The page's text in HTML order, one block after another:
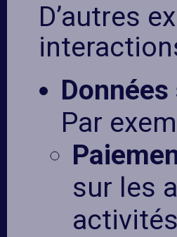
D’autres
Par
sur les